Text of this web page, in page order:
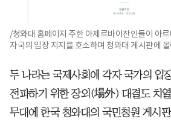
/청와대 홈페이지 주한 아제르바이잔인들이 아
자국의 입장 지지를 호소하며 청와대 게시판에
두 나라는 국제사회에 각자 국가의 입
전파하기 위한 장외(場外) 대결도 치
무대에 한국 청와대의 국민청원 게시